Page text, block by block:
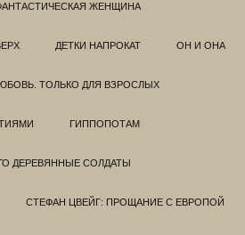
ЖЕНЩИНА
ДЕТКИ НАПРОКАТ ОН И ОНА
ТОЛЬКО ДЛЯ ВЗРОСЛЫХ
ГИППОПОТАМ
ДЕРЕВЯННЫЕ СОЛДАТЫ
СТЕФАН ЦВЕЙГ: ПРОЩАНИЕ С ЕВРОПОЙ